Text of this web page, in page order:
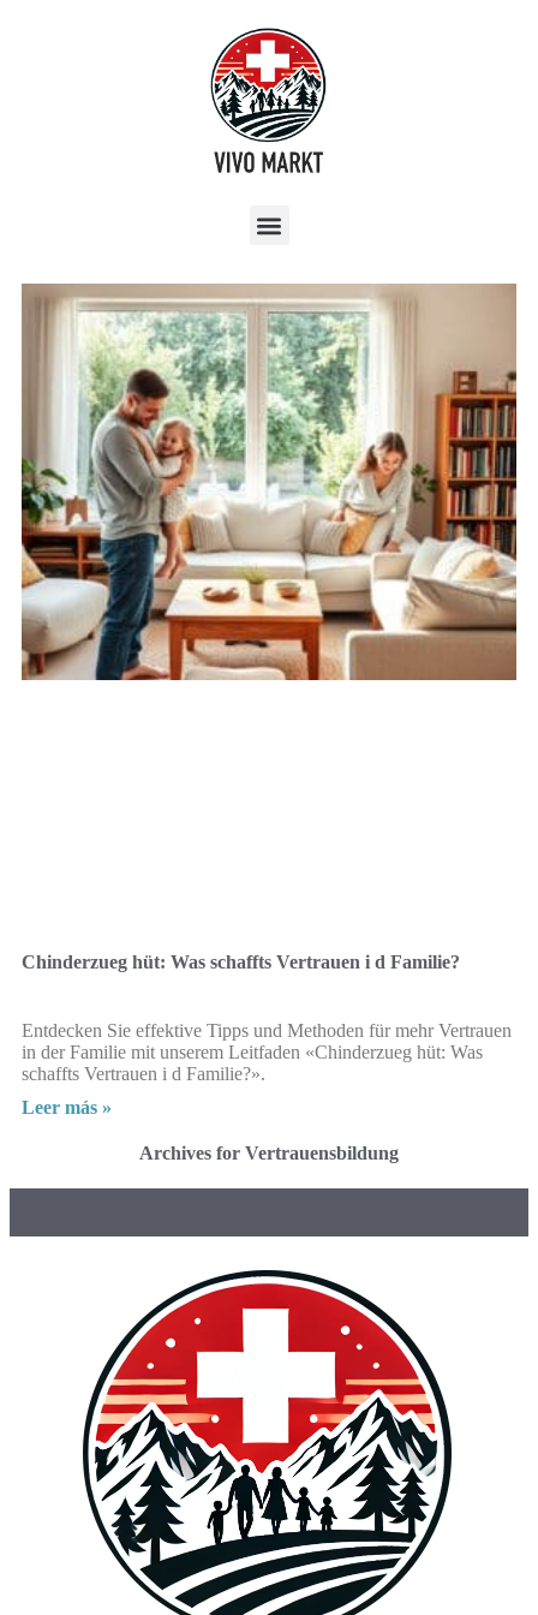
Chinderzueg hüt: Was schaffts Vertrauen i d Familie?
Entdecken Sie effektive Tipps und Methoden für mehr Vertrauen
in der Familie mit unserem Leitfaden «Chinderzueg hüt: Was
schaffts Vertrauen i d Familie?».
Leer más »
Archives for Vertrauensbildung